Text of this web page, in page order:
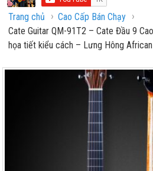
Trang chủ › Cao Cấp Bán Chạy ›
Cate Guitar QM-91T2 – Cate Đầu 9
họa tiết kiểu cách – Lưng Hông